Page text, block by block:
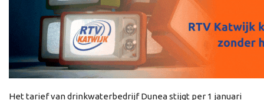
Het tarief van drinkwaterbedrijf Dunea stijgt per 1 januari